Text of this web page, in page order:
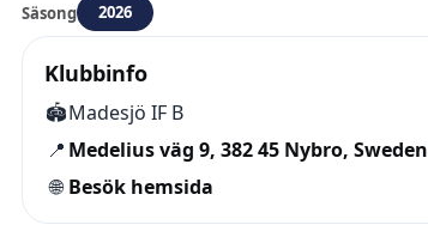
Säsong 2026
Klubbinfo
🏟️Madesjö IF B
📍 Medelius väg 9, 382 45 Nybro, Sweden
🌐 Besök hemsida